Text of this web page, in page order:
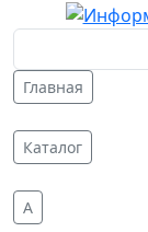
Главная
Каталог
A